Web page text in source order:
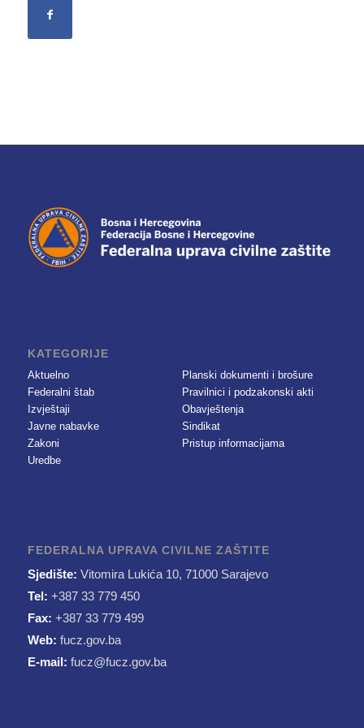
KATEGORIJE
Aktuelno
Federalni štab
Izvještaji
Javne nabavke
Zakoni
Uredbe
Planski dokumenti i brošure
Pravilnici i podzakonski akti
Obavještenja
Sindikat
Pristup informacijama
FEDERALNA UPRAVA CIVILNE ZAŠTITE
Sjedište: Vitomira Lukića 10, 71000 Sarajevo
Tel: +387 33 779 450
Fax: +387 33 779 499
Web: fucz.gov.ba
E-mail: fucz@fucz.gov.ba